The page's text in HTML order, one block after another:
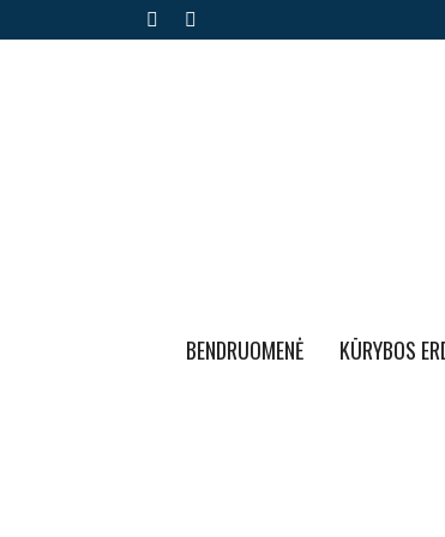
BENDRUOMENĖ KŪRYBOS